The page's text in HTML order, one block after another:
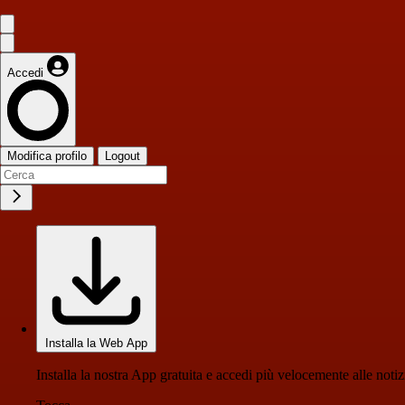
Accedi
Modifica profilo Logout
Installa la Web App
Installa la nostra App gratuita e accedi più velocemente alle